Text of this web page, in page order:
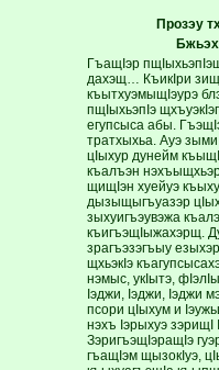
Прозэу
ГъащIэр
дахэщ… КъикIри
къытхуэмыщIэурэ
пщIыхьэпIэ
егупсыса абы.
тратхыхьа. Ауэ
цIыхур дунейм
къалъэн
щищIэн хуейуэ
дызыщыгъуазэр
зыхуигъэувэжа
къигъэщIыжахэрщ.
зрагъэзэгъыу
щхьэкIэ
нэмыс, укIытэ,
Iэджи, Iэджи, Iэджи
псори цIыхум и
нэхъ Iэрыхуэ
ЗэригъэщIэращIэ
гъащIэм щызокIуэ,